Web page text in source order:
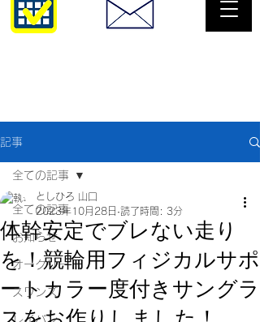
記事
全ての記事
お知らせ
オークリー
スワンズ
レイバン
全ての記事
体幹安定でブレない走り
を！競輪用フィジカルサポ
ートカラー度付きサングラ
としひろ 山口
2023年10月28日 読了時間: 3分